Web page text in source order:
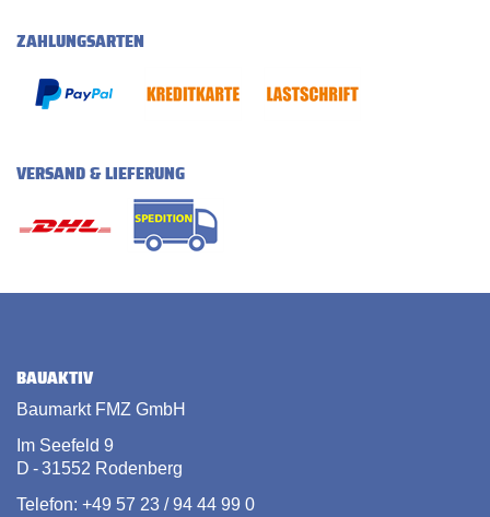
ZAHLUNGSARTEN
VERSAND & LIEFERUNG
BAUAKTIV
Baumarkt FMZ GmbH
Im Seefeld 9
D - 31552 Rodenberg
Telefon: +49 57 23 / 94 44 99 0